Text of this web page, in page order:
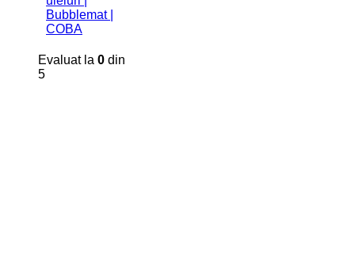
Bubblemat |
COBA
Evaluat la 0 din
5